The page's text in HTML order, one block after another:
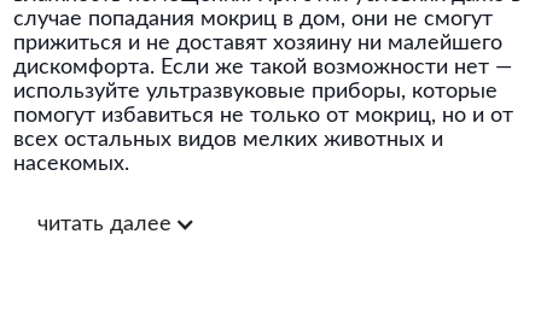
случае попадания мокриц в дом, они не смогут
прижиться и не доставят хозяину ни малейшего
дискомфорта. Если же такой возможности нет —
используйте ультразвуковые приборы, которые
помогут избавиться не только от мокриц, но и от
всех остальных видов мелких животных и
насекомых.
читать далее